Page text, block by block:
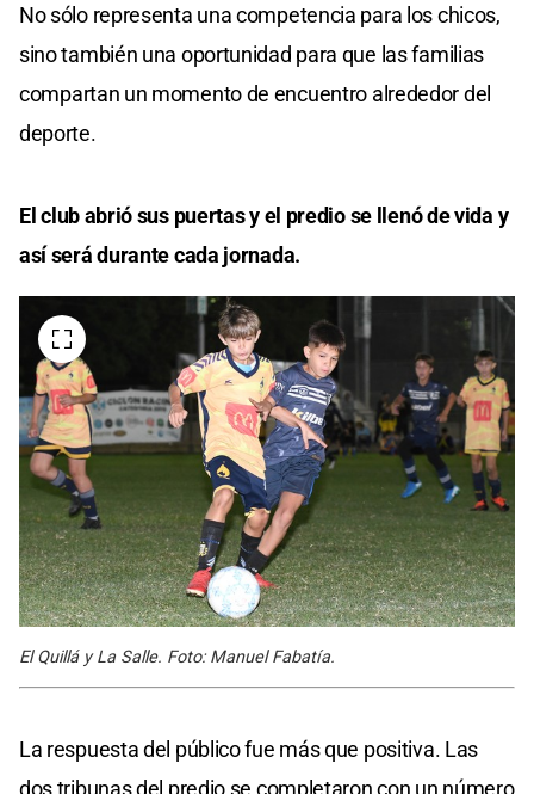
No sólo representa una competencia para los chicos,
sino también una oportunidad para que las familias
compartan un momento de encuentro alrededor del
deporte.
El club abrió sus puertas y el predio se llenó de vida y
así será durante cada jornada.
El Quillá y La Salle. Foto: Manuel Fabatía.
La respuesta del público fue más que positiva. Las
dos tribunas del predio se completaron con un número